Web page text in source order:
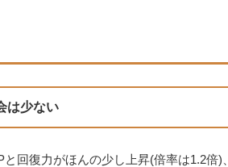
は少ない
回復力がほんの少し上昇(倍率は1.2倍)